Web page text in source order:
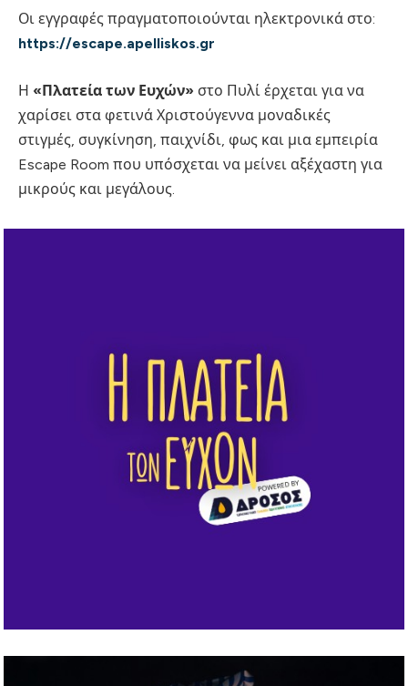
Οι εγγραφές πραγματοποιούνται ηλεκτρονικά στο:
https://escape.apelliskos.gr
Η «Πλατεία των Ευχών» στο Πυλί έρχεται για να
χαρίσει στα φετινά Χριστούγεννα μοναδικές
στιγμές, συγκίνηση, παιχνίδι, φως και μια εμπειρία
Escape Room που υπόσχεται να μείνει αξέχαστη για
μικρούς και μεγάλους.